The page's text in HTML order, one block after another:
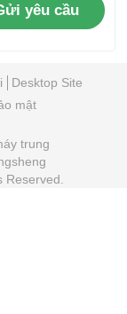
phục vụ
yêu cầu
Desktop Site
mật
trung